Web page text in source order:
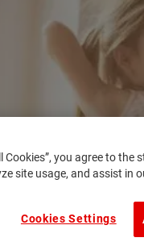
Cookies”, you agree to
site usage, and assist in
Cookies Settings